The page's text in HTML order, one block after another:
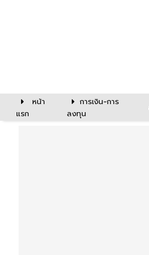
หน้า
แรก
การเงิน-การ
ลงทุน